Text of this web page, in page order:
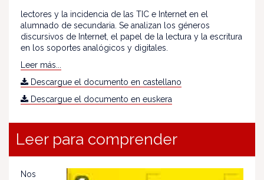
lectores y la incidencia de las TIC e Internet en el
alumnado de secundaria. Se analizan los géneros
discursivos de Internet, el papel de la lectura y la escritura
en los soportes analógicos y digitales.
Leer más...
Descargue el documento en castellano
Descargue el documento en euskera
Leer para comprender
Nos